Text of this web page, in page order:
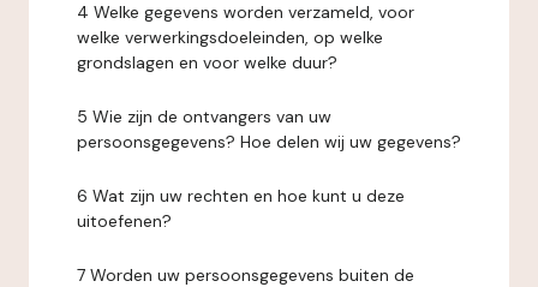
4 Welke gegevens worden verzameld, voor
welke verwerkingsdoeleinden, op welke
grondslagen en voor welke duur?
5 Wie zijn de ontvangers van uw
persoonsgegevens? Hoe delen wij uw gegevens?
6 Wat zijn uw rechten en hoe kunt u deze
uitoefenen?
7 Worden uw persoonsgegevens buiten de